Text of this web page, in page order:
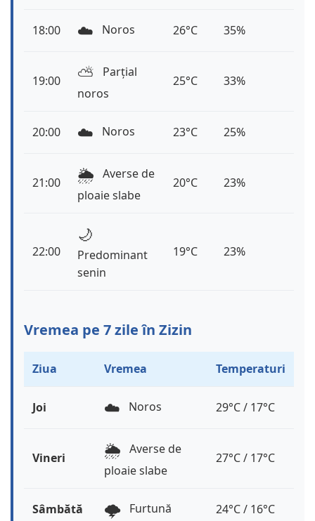
18:00 ☁️ Noros 26°C 35%
19:00 ⛅️
Parțial
noros
25°C 33%
20:00 ☁️ Noros 23°C 25%
21:00 🌦️ Averse de
ploaie slabe
20°C 23%
22:00
🌙
Predominant
senin
19°C 23%
Vremea pe 7 zile în Zizin
Ziua Vremea Temperaturi
Joi ☁️ Noros 29°C / 17°C
Vineri 🌦️ Averse de
ploaie slabe
27°C / 17°C
Sâmbătă 🌩️ Furtună 24°C / 16°C